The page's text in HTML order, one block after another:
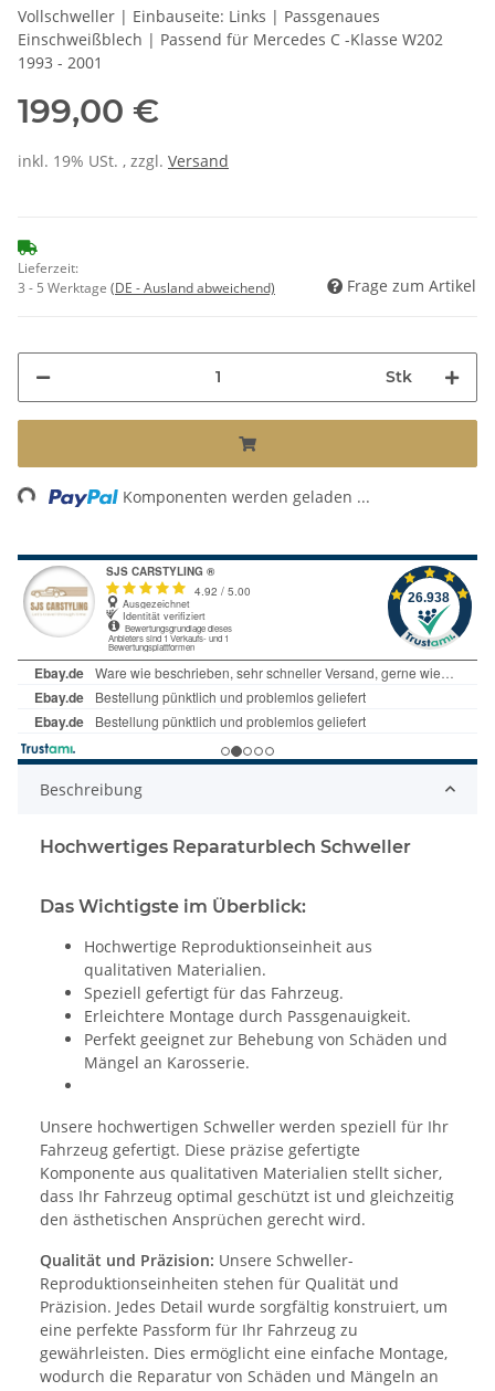
Vollschweller | Einbauseite: Links | Passgenaues
Einschweißblech | Passend für Mercedes C -Klasse W202
1993 - 2001
199,00 €
inkl. 19% USt. , zzgl. Versand
Lieferzeit:
3 - 5 Werktage (DE - Ausland abweichend) Frage zum Artikel
Stk
Loading... Komponenten werden geladen ...
Beschreibung
Hochwertiges Reparaturblech Schweller
Das Wichtigste im Überblick:
Hochwertige Reproduktionseinheit aus
qualitativen Materialien.
Speziell gefertigt für das Fahrzeug.
Erleichtere Montage durch Passgenauigkeit.
Perfekt geeignet zur Behebung von Schäden und
Mängel an Karosserie.
Unsere hochwertigen Schweller werden speziell für Ihr
Fahrzeug gefertigt. Diese präzise gefertigte
Komponente aus qualitativen Materialien stellt sicher,
dass Ihr Fahrzeug optimal geschützt ist und gleichzeitig
den ästhetischen Ansprüchen gerecht wird.
Qualität und Präzision: Unsere Schweller-
Reproduktionseinheiten stehen für Qualität und
Präzision. Jedes Detail wurde sorgfältig konstruiert, um
eine perfekte Passform für Ihr Fahrzeug zu
gewährleisten. Dies ermöglicht eine einfache Montage,
wodurch die Reparatur von Schäden und Mängeln an